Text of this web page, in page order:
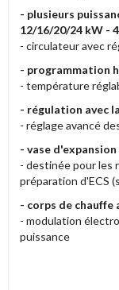
- plusieurs
12/16/20/24 kW -
- circulateur avec
- programmation
- température
- régulation avec
- réglage avancé
- vase
- destinée pour les
préparation d'ECS
- corps de chauffe
- modulation
puissance